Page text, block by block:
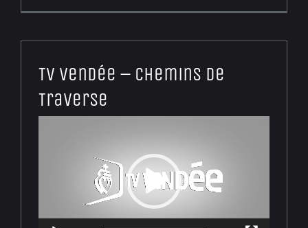
TV Vendée – Chemins de
Traverse